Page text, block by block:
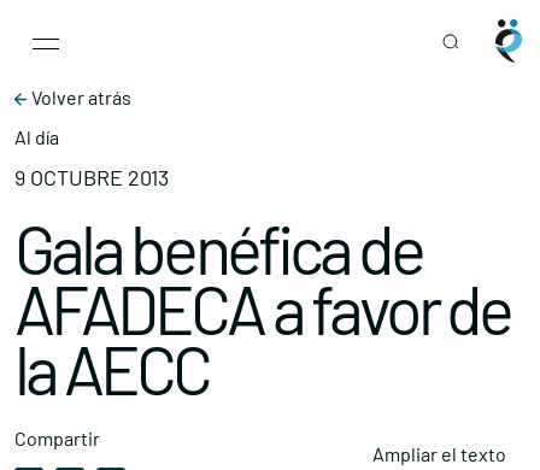
Main Navigation
Volver atrás
Al día
9 OCTUBRE 2013
Gala benéfica de
AFADECA a favor de
la AECC
Compartir
Ampliar el texto